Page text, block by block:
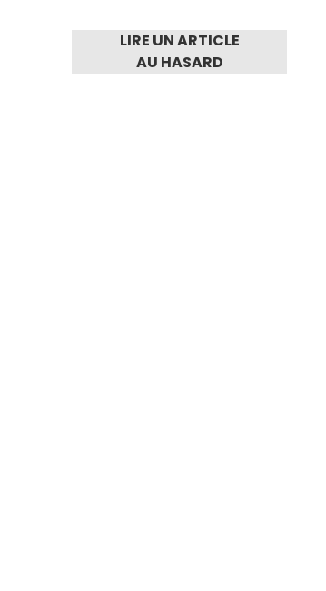
LIRE UN ARTICLE
AU HASARD